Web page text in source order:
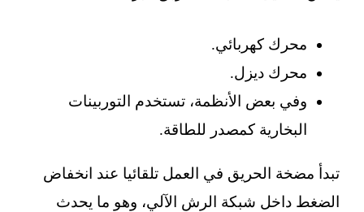
محرك كهربائي.
محرك ديزل.
وفي بعض الأنظمة، تستخدم التوربينات
البخارية كمصدر للطاقة.
تبدأ مضخة الحريق في العمل تلقائيا عند انخفاض
الضغط داخل شبكة الرش الآلي، وهو ما يحدث